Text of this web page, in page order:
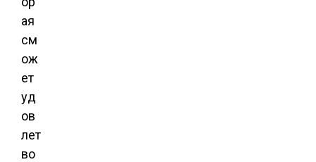
ая
см
ож
ет
уд
ов
лет
во